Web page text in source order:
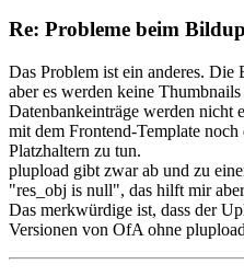
Re: Probleme beim
Das Problem ist ein anderes.
aber es werden keine
Datenbankeinträge werden nicht
mit dem Frontend-Template
Platzhaltern zu tun.
plupload gibt zwar ab und zu
"res_obj is null", das hilft mir
Das merkwürdige ist, dass der
Versionen von OfA ohne